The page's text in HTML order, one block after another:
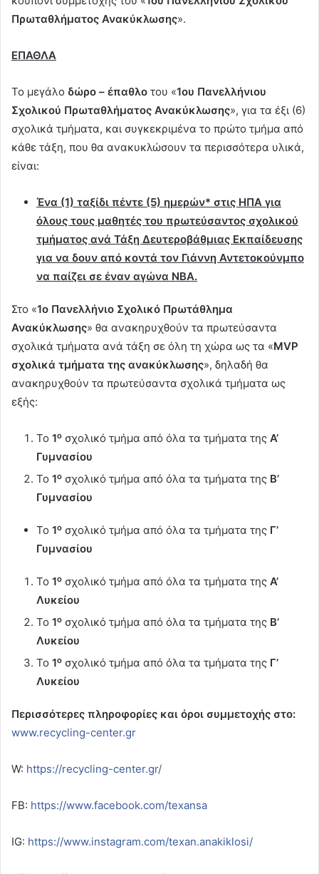
Πρωταθλήματος Ανακύκλωσης».
ΕΠΑΘΛΑ
Το μεγάλο δώρο – έπαθλο του «1ου Πανελλήνιου
Σχολικού Πρωταθλήματος Ανακύκλωσης», για τα έξι (6)
σχολικά τμήματα, και συγκεκριμένα το πρώτο τμήμα από
κάθε τάξη, που θα ανακυκλώσουν τα περισσότερα υλικά,
είναι:
Ένα (1) ταξίδι πέντε (5) ημερών* στις ΗΠΑ για
όλους τους μαθητές του πρωτεύσαντος σχολικού
τμήματος ανά Τάξη Δευτεροβάθμιας Eκπαίδευσης
για να δουν από κοντά τον Γιάννη Αντετοκούνμπο
να παίζει σε έναν αγώνα NBA.
Στο «1ο Πανελλήνιο Σχολικό Πρωτάθλημα
Ανακύκλωσης» θα ανακηρυχθούν τα πρωτεύσαντα
σχολικά τμήματα ανά τάξη σε όλη τη χώρα ως τα «MVP
σχολικά τμήματα της ανακύκλωσης», δηλαδή θα
ανακηρυχθούν τα πρωτεύσαντα σχολικά τμήματα ως
εξής:
Το 1ο σχολικό τμήμα από όλα τα τμήματα της Α’
Γυμνασίου
Το 1ο σχολικό τμήμα από όλα τα τμήματα της Β’
Γυμνασίου
Το 1ο σχολικό τμήμα από όλα τα τμήματα της Γ’
Γυμνασίου
Το 1ο σχολικό τμήμα από όλα τα τμήματα της Α’
Λυκείου
Το 1ο σχολικό τμήμα από όλα τα τμήματα της Β’
Λυκείου
Το 1ο σχολικό τμήμα από όλα τα τμήματα της Γ’
Λυκείου
Περισσότερες πληροφορίες και όροι συμμετοχής στο:
www.recycling-center.gr
W: https://recycling-center.gr/
FB: https://www.facebook.com/texansa
IG: https://www.instagram.com/texan.anakiklosi/